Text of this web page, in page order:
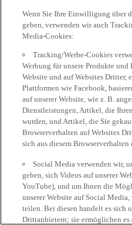
Wenn Sie Ihre Einwilligung über
geben, verwenden wir auch
Media-Cookies:
Tracking/Werbe-Cookies
Werbung für unsere Produkte
Website und auf Websites
Plattformen wie Facebook,
auf unserer Website, wie z. B.
Dienstleistungen, Artikel, die
wurden, und Artikel, die Sie
Browserverhalten auf Websites
sich aus diesem Browserverhalten
Social Media verwenden wir,
geben, sich Videos auf unserer
YouTube), und um Ihnen die
unserer Website auf Social
teilen. Bei diesen handelt es sich
Drittanbietern; sie ermöglichen